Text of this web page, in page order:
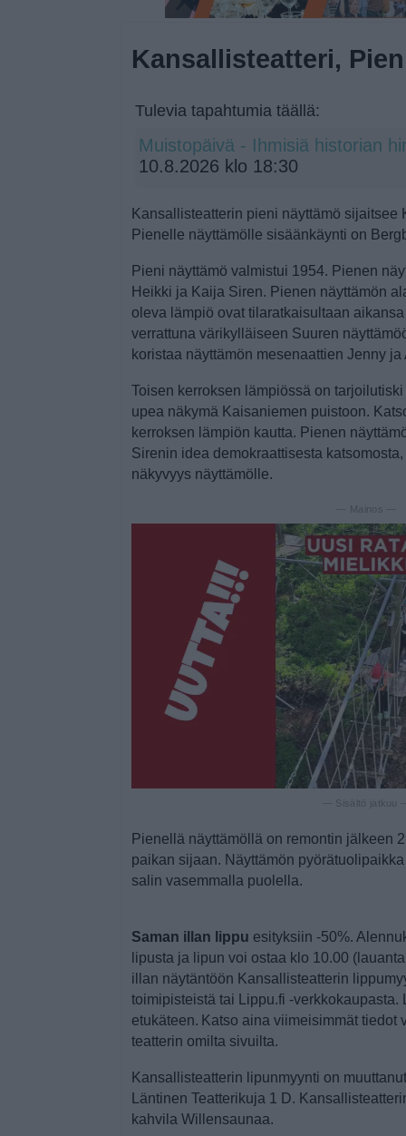
Kansallisteatteri,
Tulevia tapahtumia täällä:
Muistopäivä - Ihmisiä historian
10.8.2026 klo 18:30
Kansallisteatterin pieni näyttämö
Pienelle näyttämölle sisäänkäynti on
Pieni näyttämö valmistui 1954. Pienen
Heikki ja Kaija Siren. Pienen näyttämön
oleva lämpiö ovat tilaratkaisultaan
verrattuna värikylläiseen Suuren
koristaa näyttämön mesenaattien Jenny
Toisen kerroksen lämpiössä on
upea näkymä Kaisaniemen puistoon.
kerroksen lämpiön kautta. Pienen
Sirenin idea demokraattisesta
näkyvyys näyttämölle.
— Mainos —
— Sisältö jatkuu —
Pienellä näyttämöllä on remontin jälkeen
paikan sijaan. Näyttämön
salin vasemmalla puolella.
Saman illan lippu esityksiin -50%.
lipusta ja lipun voi ostaa klo 10.00
illan näytäntöön Kansallisteatterin
toimipisteistä tai Lippu.fi -verkkokaupasta.
etukäteen. Katso aina viimeisimmät tiedot
teatterin omilta sivuilta.
Kansallisteatterin lipunmyynti on
Läntinen Teatterikuja 1 D.
kahvila Willensaunaa.